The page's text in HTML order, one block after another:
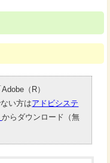
（R）
い方はアドビシステ
からダウンロード（無